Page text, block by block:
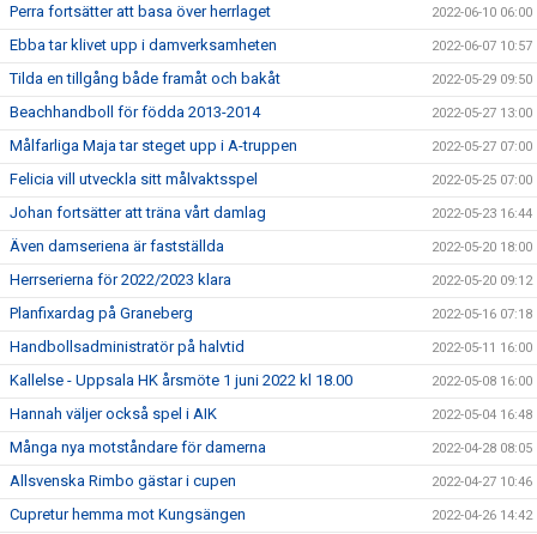
Perra fortsätter att basa över herrlaget 2022-06-10 06:00
Ebba tar klivet upp i damverksamheten 2022-06-07 10:57
Tilda en tillgång både framåt och bakåt 2022-05-29 09:50
Beachhandboll för födda 2013-2014 2022-05-27 13:00
Målfarliga Maja tar steget upp i A-truppen 2022-05-27 07:00
Felicia vill utveckla sitt målvaktsspel 2022-05-25 07:00
Johan fortsätter att träna vårt damlag 2022-05-23 16:44
Även damseriena är fastställda 2022-05-20 18:00
Herrserierna för 2022/2023 klara 2022-05-20 09:12
Planfixardag på Graneberg 2022-05-16 07:18
Handbollsadministratör på halvtid 2022-05-11 16:00
Kallelse - Uppsala HK årsmöte 1 juni 2022 kl 18.00 2022-05-08 16:00
Hannah väljer också spel i AIK 2022-05-04 16:48
Många nya motståndare för damerna 2022-04-28 08:05
Allsvenska Rimbo gästar i cupen 2022-04-27 10:46
Cupretur hemma mot Kungsängen 2022-04-26 14:42